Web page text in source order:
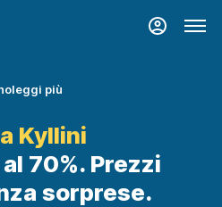
più
Kyllini
70%. Prezzi
sorprese.